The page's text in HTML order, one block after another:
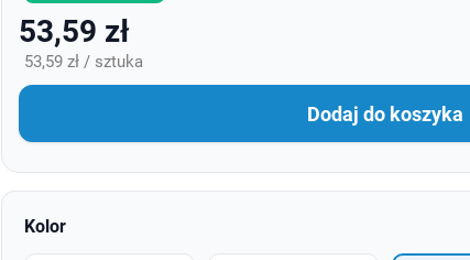
53,59 zł
53,59 zł / sztuka
Dodaj do koszyka
Kolor